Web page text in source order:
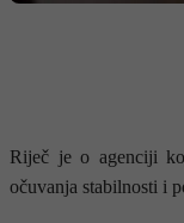
Riječ je o agenciji
očuvanja stabilnosti i